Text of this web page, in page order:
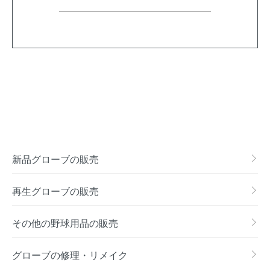
新品グローブの販売
再生グローブの販売
その他の野球用品の販売
グローブの修理・リメイク